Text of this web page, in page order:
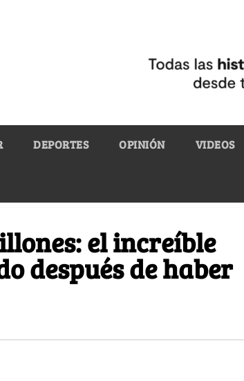
DEPORTES OPINIÓN VIDEOS
el increíble
después de haber